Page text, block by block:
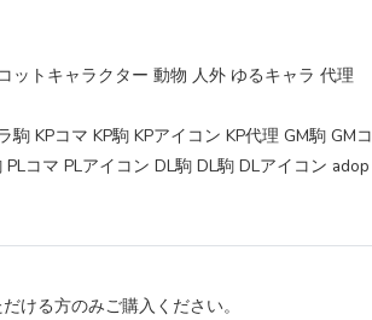
ットキャラクター 動物 人外 ゆるキャラ 代理
KPコマ KP駒 KPアイコン KP代理 GM駒 GMコ
コマ PLアイコン DL駒 DL駒 DLアイコン adop
ける方のみご購入ください。